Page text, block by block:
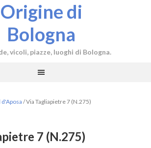
Origine di
Bologna
vicoli, piazze, luoghi di Bologna.
d'Aposa /Via Tagliapietre 7 (N.275)
7 (N.275)